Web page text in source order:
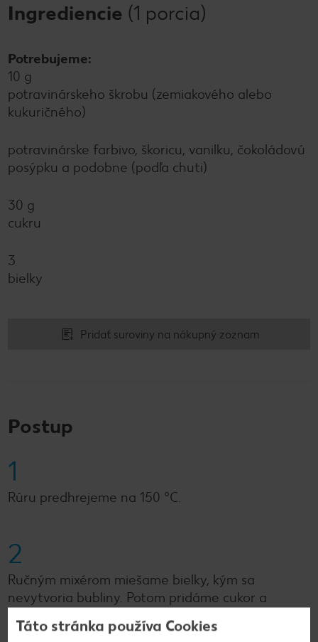
Ingrediencie (1 porcia)
Potrebujeme:
10 g
potravinárskeho škrobu (zemiakového alebo
kukuričného)
potravinárske farbivo, škoricu, vanilku, čokoládovú
posýpku a podobne (podľa chuti)
30 g
cukru
3
bielky
Pridať suroviny na nákupný zoznam
Postup
1
Rúru predhrejeme na 150 °C.
2
Ručným mixérom miešame bielky, kým sa
nevytvoria bubliny. Potom pridáme cukor a
Podľa chuti pridáme škoricu a/alebo potravinárske
Táto stránka používa Cookies